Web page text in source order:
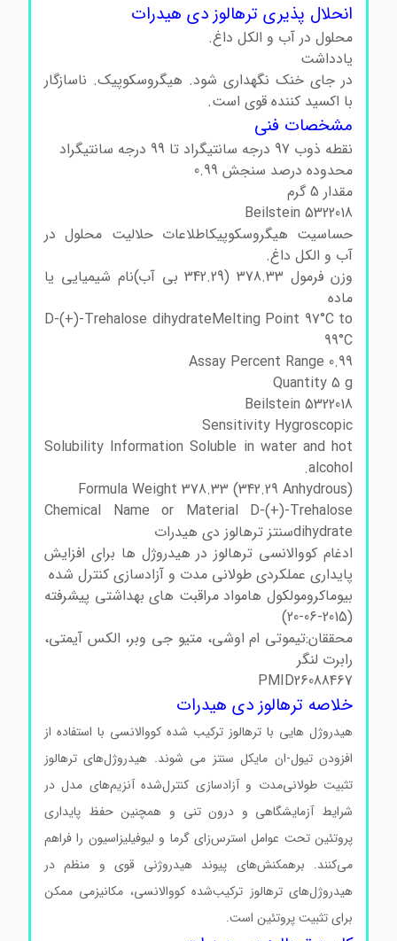
انحلال پذیری ترهالوز دی هیدرات
محلول در آب و الکل داغ.
یادداشت
در جای خنک نگهداری شود. هیگروسکوپیک. ناسازگار
با اکسید کننده قوی است.
مشخصات فنی
نقطه ذوب 97 درجه سانتیگراد تا 99 درجه سانتیگراد
محدوده درصد سنجش 0.99
مقدار 5 گرم
Beilstein 5322018
حساسیت هیگروسکوپیکاطلاعات حلالیت محلول در
آب و الکل داغ.
وزن فرمول 378.33 (342.29 بی آب)نام شیمیایی یا
ماده
D-(+)-Trehalose dihydrateMelting Point 97°C to
99°C
Assay Percent Range 0.99
Quantity 5 g
Beilstein 5322018
Sensitivity Hygroscopic
Solubility Information Soluble in water and hot
alcohol.
Formula Weight 378.33 (342.29 Anhydrous)
Chemical Name or Material D-(+)-Trehalose
dihydrateسنتز ترهالوز دی هیدرات
ادغام کووالانسی ترهالوز در هیدروژل ها برای افزایش
پایداری عملکردی طولانی مدت و آزادسازی کنترل شده
بیوماکرومولکول هامواد مراقبت های بهداشتی پیشرفته
محققان:تیموتی ام اوشی، متیو جی وبر، الکس آیمتی،
رابرت لنگر
PMID26088467
خلاصه ترهالوز دی هیدرات
هیدروژل هایی با ترهالوز ترکیب شده کووالانسی با استفاده از
افزودن تیول-ان مایکل سنتز می شوند. هیدروژل‌های ترهالوز
تثبیت طولانی‌مدت و آزادسازی کنترل‌شده آنزیم‌های مدل در
شرایط آزمایشگاهی و درون تنی و همچنین حفظ پایداری
پروتئین تحت عوامل استرس‌زای گرما و لیوفیلیزاسیون را فراهم
می‌کنند. برهمکنش‌های پیوند هیدروژنی قوی و منظم در
هیدروژل‌های ترهالوز ترکیب‌شده کووالانسی، مکانیزمی ممکن
برای تثبیت پروتئین است.